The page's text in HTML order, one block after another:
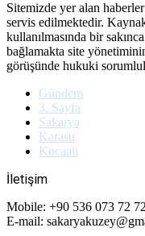
Sitemizde yer alan
servis edilmektedir.
kullanılmasında bir
bağlamakta site
görüşünde hukuki
Gündem
3. Sayfa
Sakarya
Karasu
Kocaali
İletişim
Mobile: +90 536 073 72 72
E-mail: